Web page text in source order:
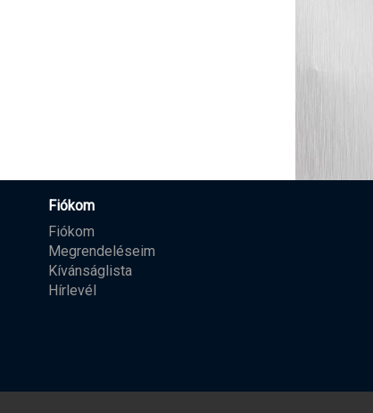
Fiókom
Fiókom
Megrendeléseim
Kívánságlista
Hírlevél